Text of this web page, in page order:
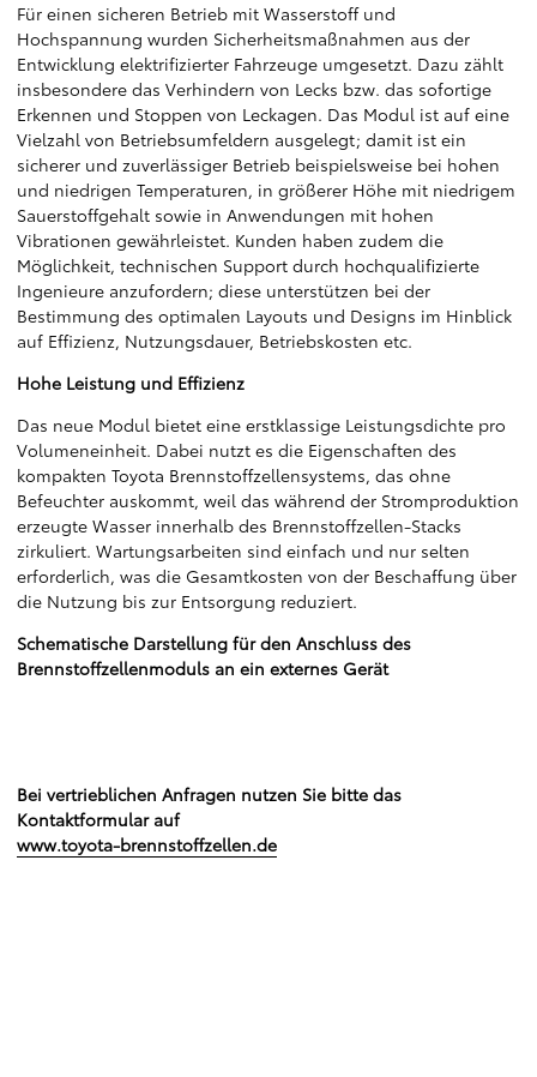
Für einen sicheren Betrieb mit Wasserstoff und
Hochspannung wurden Sicherheitsmaßnahmen aus der
Entwicklung elektrifizierter Fahrzeuge umgesetzt. Dazu zählt
insbesondere das Verhindern von Lecks bzw. das sofortige
Erkennen und Stoppen von Leckagen. Das Modul ist auf eine
Vielzahl von Betriebsumfeldern ausgelegt; damit ist ein
sicherer und zuverlässiger Betrieb beispielsweise bei hohen
und niedrigen Temperaturen, in größerer Höhe mit niedrigem
Sauerstoffgehalt sowie in Anwendungen mit hohen
Vibrationen gewährleistet. Kunden haben zudem die
Möglichkeit, technischen Support durch hochqualifizierte
Ingenieure anzufordern; diese unterstützen bei der
Bestimmung des optimalen Layouts und Designs im Hinblick
auf Effizienz, Nutzungsdauer, Betriebskosten etc.
Hohe Leistung und Effizienz
Das neue Modul bietet eine erstklassige Leistungsdichte pro
Volumeneinheit. Dabei nutzt es die Eigenschaften des
kompakten Toyota Brennstoffzellensystems, das ohne
Befeuchter auskommt, weil das während der Stromproduktion
erzeugte Wasser innerhalb des Brennstoffzellen-Stacks
zirkuliert. Wartungsarbeiten sind einfach und nur selten
erforderlich, was die Gesamtkosten von der Beschaffung über
die Nutzung bis zur Entsorgung reduziert.
Schematische Darstellung für den Anschluss des
Brennstoffzellenmoduls an ein externes Gerät
Bei vertrieblichen Anfragen nutzen Sie bitte das
Kontaktformular auf
www.toyota-brennstoffzellen.de